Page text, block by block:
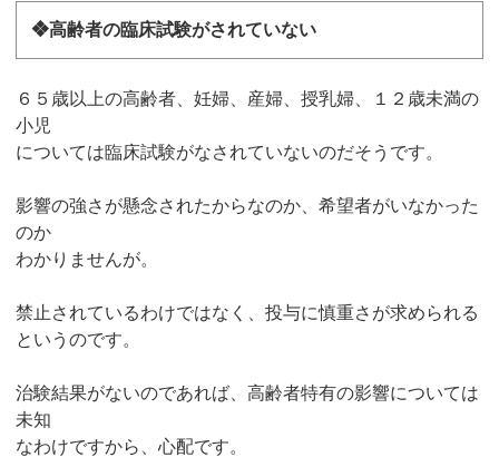
❖高齢者の臨床試験がされていない
６５歳以上の高齢者、妊婦、産婦、授乳婦、１２歳未満の
小児
については臨床試験がなされていないのだそうです。
影響の強さが懸念されたからなのか、希望者がいなかった
のか
わかりませんが。
禁止されているわけではなく、投与に慎重さが求められる
というのです。
治験結果がないのであれば、高齢者特有の影響については
未知
なわけですから、心配です。